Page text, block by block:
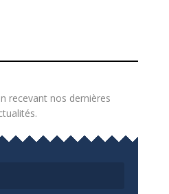
recevant nos dernières